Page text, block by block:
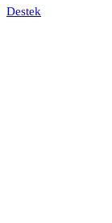
Destek